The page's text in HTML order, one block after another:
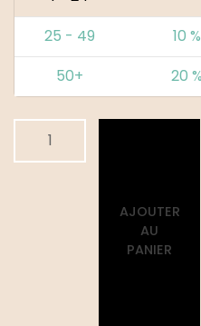
25 - 49 10 %
50+ 20 %
AJOUTER
AU
PANIER
Alternative: